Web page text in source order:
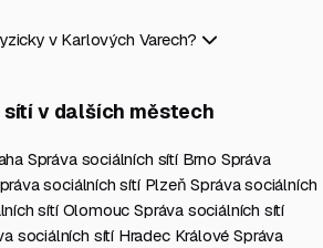
v Karlových Varech?
v dalších městech
Správa sociálních sítí Brno Správa
sociálních sítí PlzeňSpráva sociálních
sítí OlomoucSpráva sociálních sítí
sociálních sítí Hradec KrálovéSpráva